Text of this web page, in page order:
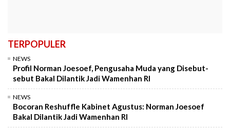
TERPOPULER
NEWS
Profil Norman Joesoef, Pengusaha Muda yang Disebut-
sebut Bakal Dilantik Jadi Wamenhan RI
NEWS
Bocoran Reshuffle Kabinet Agustus: Norman Joesoef
Bakal Dilantik Jadi Wamenhan RI